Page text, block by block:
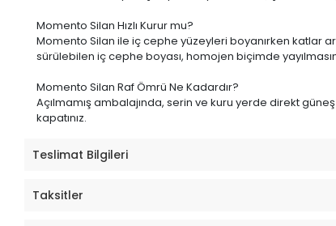
Momento Silan Hızlı Kurur mu?
Momento Silan ile iç cephe yüzeyleri boyanırken katlar
sürülebilen iç cephe boyası, homojen biçimde
Momento Silan Raf Ömrü Ne Kadardır?
Açılmamış ambalajında, serin ve kuru yerde direkt
kapatınız.
Teslimat Bilgileri
Taksitler